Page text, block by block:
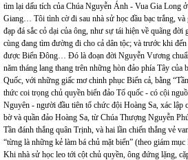
tìm lại dấu tích của Chúa Nguyễn Ánh - Vua Gia Long
Giang… Tôi tình cờ đi sau nhà sử học đầu bạc trắng,
đạp đá sắc cỏ dại của ông, như sự tái hiện về quãng
cùng đang tìm đường đi cho cả dân tộc; và trước khi
được Biển Đông… Đó là đoạn đời Nguyễn Vương
năm tháng lang thang trên những hòn đảo phía Tây của
Quốc, với những giấc mơ chinh phục Biển cả, bằng
thức coi trọng chủ quyền biển đảo Tổ quốc - có cội
Nguyên - người đầu tiên tổ chức đội Hoàng Sa, xác lập
bờ và quần đảo Hoàng Sa, từ Chúa Thượng Nguyễn
Tần đánh thắng quân Trịnh, và hai lần chiến thắng vẻ
“từng là những kẻ làm bá chủ mặt biển” (theo giám mục
Khi nhà sử học leo tới cột chủ quyền, ông đứng lặng,